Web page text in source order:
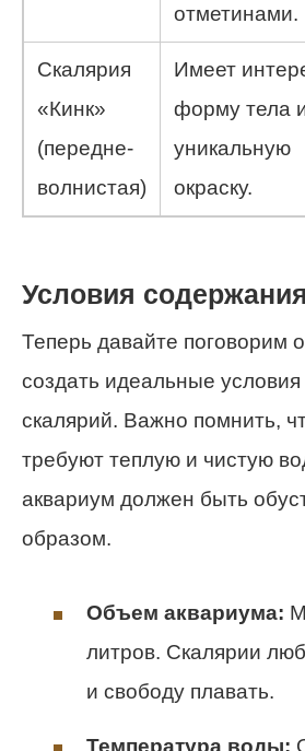
отметинами.
Скалярия
«Кинк»
(передне-
волнистая)
Имеет
форму тела
уникальную
окраску.
Условия
Теперь давайте поговорим
создать идеальные
скалярий. Важно помнить,
требуют теплую и чистую
аквариум должен быть
образом.
Объем аквариума:
литров. Скалярии
и свободу плавать.
Температура воды: